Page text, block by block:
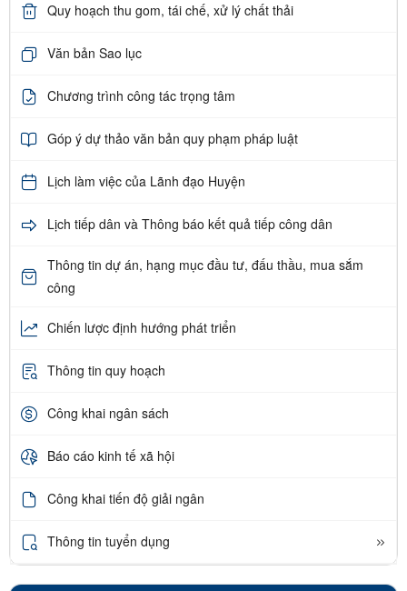
Quy hoạch thu gom, tái chế, xử lý chất thải
Văn bản Sao lục
Chương trình công tác trọng tâm
Góp ý dự thảo văn bản quy phạm pháp luật
Lịch làm việc của Lãnh đạo Huyện
Lịch tiếp dân và Thông báo kết quả tiếp công dân
Thông tin dự án, hạng mục đầu tư, đấu thầu, mua sắm
công
Chiến lược định hướng phát triển
Thông tin quy hoạch
Công khai ngân sách
Báo cáo kinh tế xã hội
Công khai tiến độ giải ngân
Thông tin tuyển dụng